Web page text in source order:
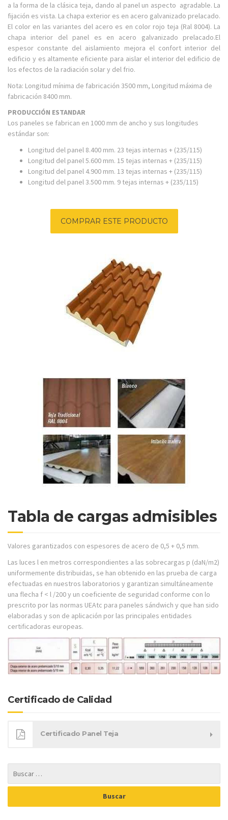
a la forma de la clásica teja, dando al panel un aspecto agradable. La
fijación es vista. La chapa exterior es en acero galvanizado prelacado.
El color en las variantes del acero es en color rojo teja (Ral 8004). La
chapa interior del panel es en acero galvanizado prelacado.El
espesor constante del aislamiento mejora el confort interior del
edificio y es altamente eficiente para aislar el interior del edificio de
los efectos de la radiación solar y del frio.
Nota: Longitud mínima de fabricación 3500 mm, Longitud máxima de
fabricación 8400 mm.
PRODUCCIÓN ESTANDAR
Los paneles se fabrican en 1000 mm de ancho y sus longitudes
estándar son:
Longitud del panel 8.400 mm. 23 tejas internas + (235/115)
Longitud del panel 5.600 mm. 15 tejas internas + (235/115)
Longitud del panel 4.900 mm. 13 tejas internas + (235/115)
Longitud del panel 3.500 mm. 9 tejas internas + (235/115)
COMPRAR ESTE PRODUCTO
Tabla de cargas admisibles
Valores garantizados con espesores de acero de 0,5 + 0,5 mm.
Las luces l en metros correspondientes a las sobrecargas p (daN/m2)
uniformemente distribuidas, se han obtenido en las prueba de carga
efectuadas en nuestros laboratorios y garantizan simultáneamente
una flecha f < l /200 y un coeficiente de seguridad conforme con lo
prescrito por las normas UEAtc para paneles sándwich y que han sido
elaboradas y son de aplicación por las principales entidades
certificadoras europeas.
Certificado de Calidad
Certificado Panel Teja